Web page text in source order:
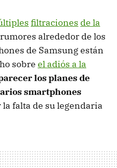
filtraciones de la
alrededor de los
de Samsung están
sobre el adiós a la
los planes de
smartphones
falta de su legendaria